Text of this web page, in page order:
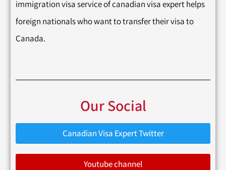
immigration visa service of canadian visa expert helps
foreign nationals who want to transfer their visa to
Canada.
Our Social
Canadian Visa Expert Twitter
Youtube channel